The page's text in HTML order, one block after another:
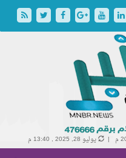
يوليو 28, 2025 , 13:40 م